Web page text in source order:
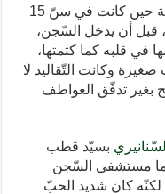
بأمينة حين كانت في سنّ 15
قبل أن يدخل السّجن،
في قلبه كما كتمتها،
صغيرة وكانت التّقاليد لا
بغير تدفّق العواطف
السّنانيري بسيّد قطب
مستشفى السّجن
لكنّه كان شديد الحبّ